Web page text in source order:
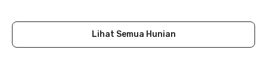
Lihat Semua Hunian